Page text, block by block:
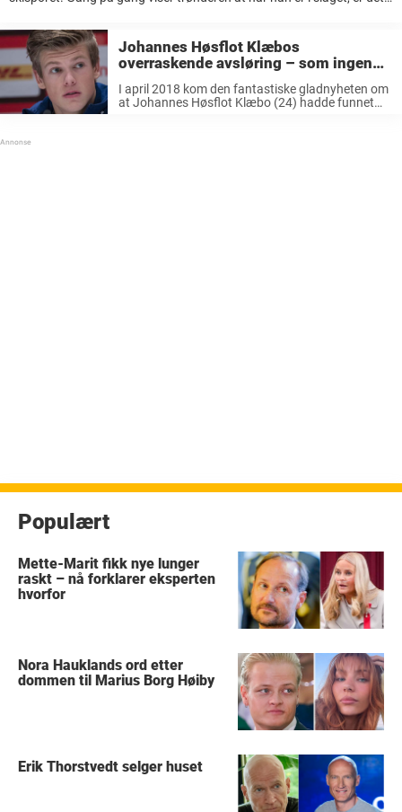
Johannes Høsflot Klæbos
overraskende avsløring – som ingen
I april 2018 kom den fantastiske gladnyheten om
at Johannes Høsflot Klæbo (24) hadde funnet
Populært
Mette-Marit fikk nye lunger
raskt – nå forklarer eksperten
hvorfor
Nora Hauklands ord etter
dommen til Marius Borg Høiby
Erik Thorstvedt selger huset